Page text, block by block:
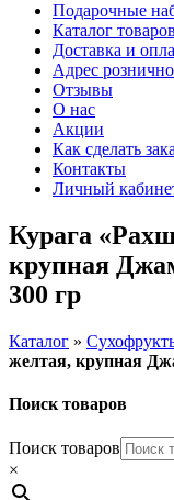
Подарочные
Каталог товаров
Доставка и
Адрес
Отзывы
О нас
Акции
Как сделать
Контакты
Личный
Курага
крупная
300 гр
Каталог »
желтая, крупная
Поиск товаров
Поиск товаров
×